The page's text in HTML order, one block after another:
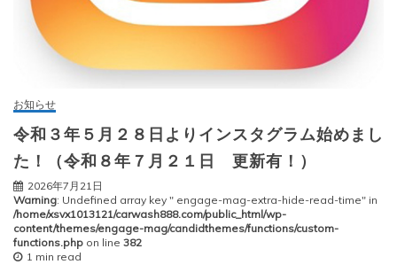
お知らせ
令和３年５月２８日よりインスタグラム始めまし
た！（令和８年７月２１日 更新有！）
2026年7月21日
Warning: Undefined array key " engage-mag-extra-hide-read-time" in
/home/xsvx1013121/carwash888.com/public_html/wp-
content/themes/engage-mag/candidthemes/functions/custom-
functions.php on line 382
1 min read